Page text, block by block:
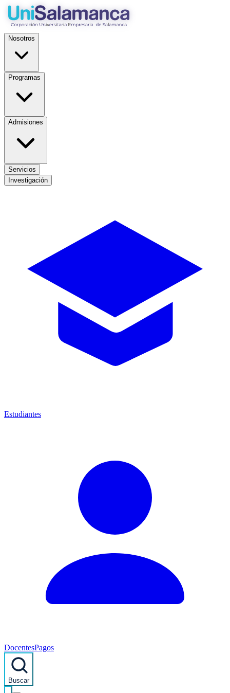
Nosotros
Programas
Admisiones
Servicios
Investigación
Estudiantes
DocentesPagos
Buscar